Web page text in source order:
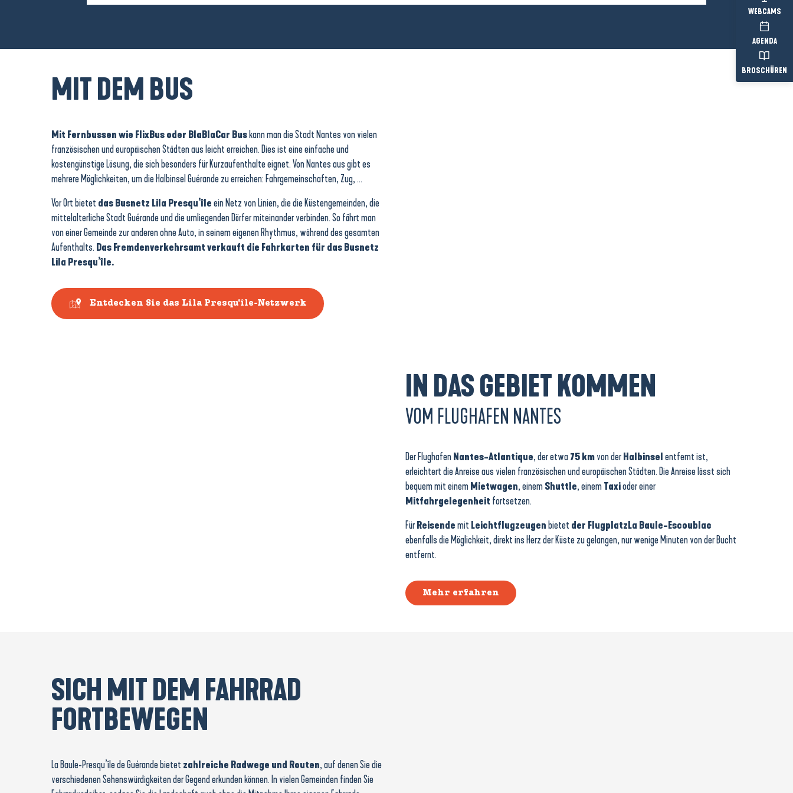
WEBCAMS
AGENDA
BROSCHÜREN
MIT DEM BUS
Mit Fernbussen wie FlixBus oder BlaBlaCar Bus kann man die Stadt Nantes von vielen
französischen und europäischen Städten aus leicht erreichen. Dies ist eine einfache und
kostengünstige Lösung, die sich besonders für Kurzaufenthalte eignet. Von Nantes aus gibt es
mehrere Möglichkeiten, um die Halbinsel Guérande zu erreichen: Fahrgemeinschaften, Zug, …
Vor Ort bietet das Busnetz Lila Presqu’îleein Netz von Linien, die die Küstengemeinden, die
mittelalterliche Stadt Guérande und die umliegenden Dörfer miteinander verbinden. So fährt man
von einer Gemeinde zur anderen ohne Auto, in seinem eigenen Rhythmus, während des gesamten
Aufenthalts. Das Fremdenverkehrsamt verkauft die Fahrkarten für das Busnetz
Lila Presqu’île.
Entdecken Sie das Lila Presqu'île-Netzwerk
IN DAS GEBIET KOMMEN
VOM FLUGHAFEN NANTES
Der FlughafenNantes-Atlantique, der etwa75 kmvon derHalbinselentfernt ist,
erleichtert die Anreise aus vielen französischen und europäischen Städten. Die Anreise lässt sich
bequem mit einemMietwagen, einemShuttle, einemTaxioder einer
Mitfahrgelegenheit fortsetzen.
FürReisendemit Leichtflugzeugenbietet der FlugplatzLa Baule-Escoublac
ebenfalls die Möglichkeit, direkt ins Herz der Küste zu gelangen, nur wenige Minuten von der Bucht
entfernt.
Mehr erfahren
SICH MIT DEM FAHRRAD
FORTBEWEGEN
La Baule-Presqu’île de Guérande bietet zahlreiche Radwege und Routen, auf denen Sie die
verschiedenen Sehenswürdigkeiten der Gegend erkunden können. In vielen Gemeinden finden Sie